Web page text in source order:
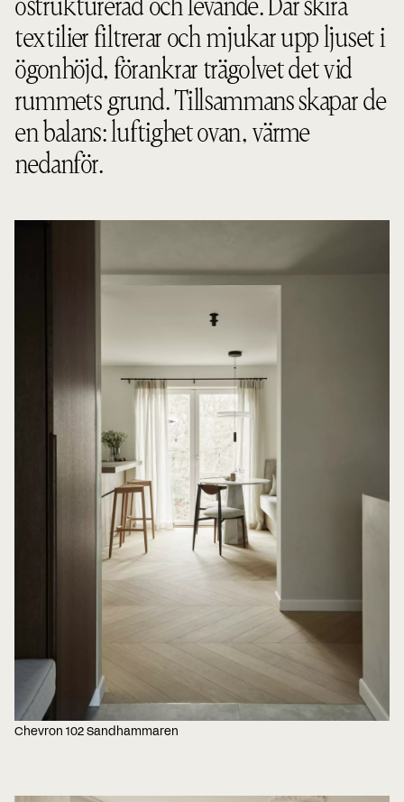
textilier filtrerar och mjukar upp ljuset i
ögonhöjd, förankrar trägolvet det vid
rummets grund. Tillsammans skapar de
en balans: luftighet ovan, värme
nedanför.
Chevron 102 Sandhammaren